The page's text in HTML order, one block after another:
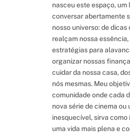
nasceu este espaço,
conversar abertamente
nosso universo: de
realçam nossa
estratégias para
organizar nossas
cuidar da nossa casa,
nós mesmas. Meu
comunidade onde cada
nova série de cinema ou
inesquecível, sirva
uma vida mais plena e